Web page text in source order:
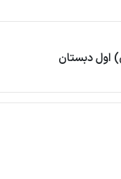
اول دبستان